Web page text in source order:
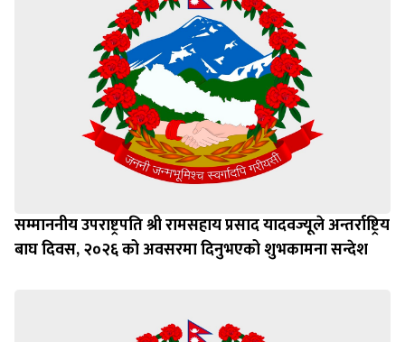
सम्माननीय उपराष्ट्रपति श्री रामसहाय प्रसाद यादवज्यूले अन्तर्राष्ट्रिय
बाघ दिवस, २०२६ को अवसरमा दिनुभएको शुभकामना सन्देश